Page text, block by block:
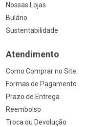
Nossas Lojas
Bulário
Sustentabilidade
Atendimento
Como Comprar no Site
Formas de Pagamento
Prazo de Entrega
Reembolso
Troca ou Devolução